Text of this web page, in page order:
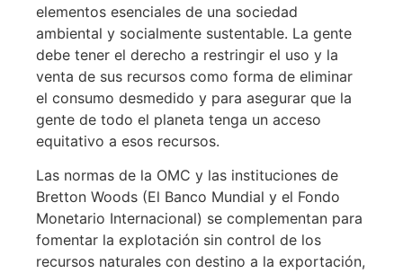
elementos esenciales de una sociedad
ambiental y socialmente sustentable. La gente
debe tener el derecho a restringir el uso y la
venta de sus recursos como forma de eliminar
el consumo desmedido y para asegurar que la
gente de todo el planeta tenga un acceso
equitativo a esos recursos.
Las normas de la OMC y las instituciones de
Bretton Woods (El Banco Mundial y el Fondo
Monetario Internacional) se complementan para
fomentar la explotación sin control de los
recursos naturales con destino a la exportación,